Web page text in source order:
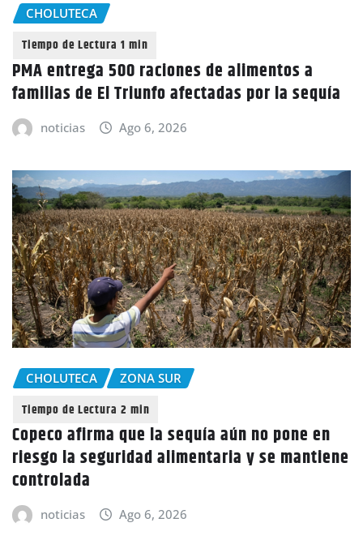
CHOLUTECA
PMA entrega 500 raciones de alimentos a
familias de El Triunfo afectadas por la sequía
noticias Ago 6, 2026
CHOLUTECA ZONA SUR
Copeco afirma que la sequía aún no pone en
riesgo la seguridad alimentaria y se mantiene
controlada
noticias Ago 6, 2026